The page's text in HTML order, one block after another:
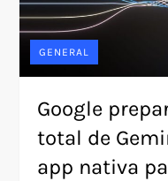
GENERAL
Google
total de
app nativa